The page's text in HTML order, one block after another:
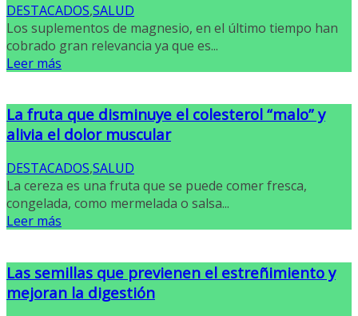
DESTACADOS,SALUD
Los suplementos de magnesio, en el último tiempo han
cobrado gran relevancia ya que es...
Leer más
La fruta que disminuye el colesterol “malo” y
alivia el dolor muscular
DESTACADOS,SALUD
La cereza es una fruta que se puede comer fresca,
congelada, como mermelada o salsa...
Leer más
Las semillas que previenen el estreñimiento y
mejoran la digestión